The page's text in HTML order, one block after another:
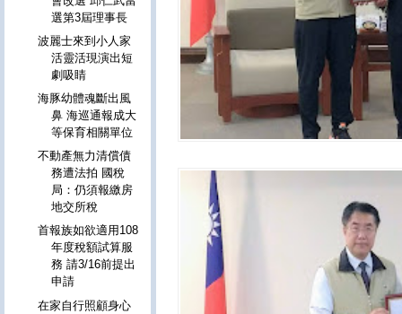
選第3屆理事長
波麗士來到小人家
活靈活現演出短
劇吸睛
海豚幼體魂斷出風
鼻 海巡通報成大
等保育相關單位
不動產無力清償債
務遭法拍 國稅
局：仍須報繳房
地交所稅
首報族如欲適用108
年度稅額試算服
務 請3/16前提出
申請
在家自行照顧身心